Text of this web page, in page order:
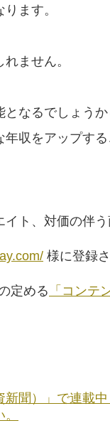
ます。
ません。
なるでしょう
収をアップす
ト、対価の伴
様に登録
定める 「コンテ
聞）」で連載中